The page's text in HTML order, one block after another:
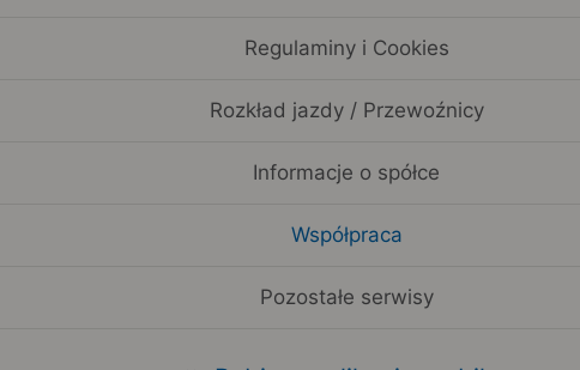
Regulaminy i Cookies
Rozkład jazdy / Przewoźnicy
Informacje o spółce
Współpraca
Pozostałe serwisy